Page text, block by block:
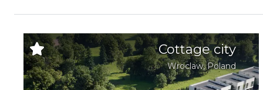
Cottage city
Wroclaw,Poland